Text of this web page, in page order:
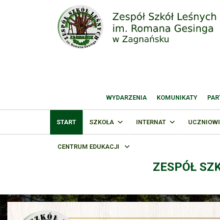
WYDARZENIA KOMUNIKATY
START SZKOŁA INTERNAT
CENTRUM EDUKACJI
ZESPÓŁ